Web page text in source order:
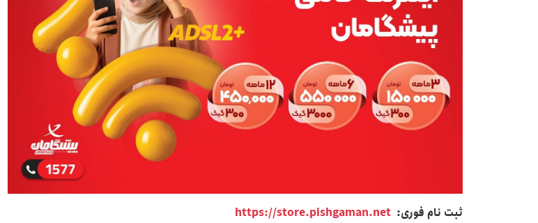
ثبت نام فوری: https://store.pishgaman.net